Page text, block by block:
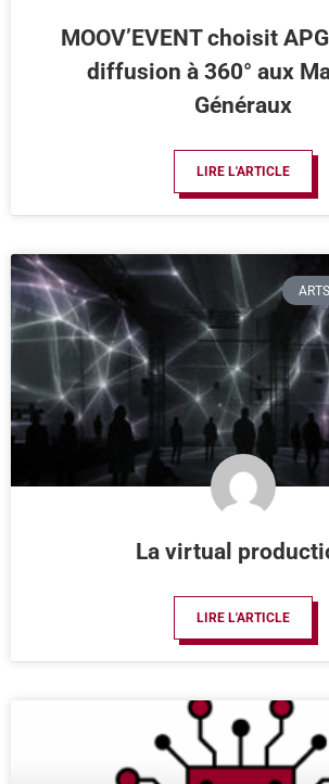
MOOV’EVENT choisit
diffusion à 360° aux
Généraux
LIRE L'ARTICLE
La virtual
LIRE L'ARTICLE